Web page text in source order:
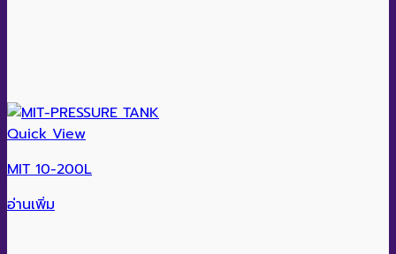
Quick View
MIT 10-200L
อ่านเพิ่ม